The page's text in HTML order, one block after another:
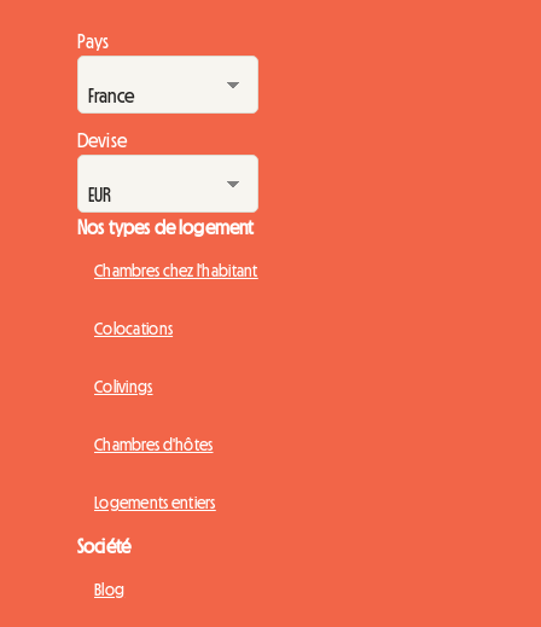
Pays
Devise
Nos types de logement
Chambres chez l'habitant
Colocations
Colivings
Chambres d'hôtes
Logements entiers
Société
Blog